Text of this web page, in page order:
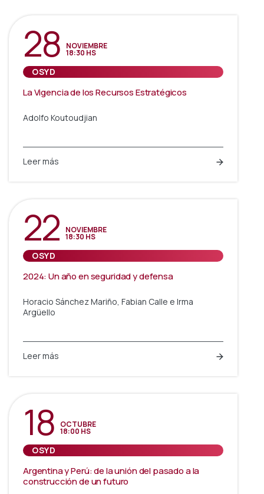
28 NOVIEMBRE
18:30 HS
OSYD
La Vigencia de los Recursos Estratégicos
Adolfo Koutoudjian
Leer más
22 NOVIEMBRE
18:30 HS
OSYD
2024: Un año en seguridad y defensa
Horacio Sánchez Mariño, Fabian Calle e Irma
Argüello
Leer más
18 OCTUBRE
18:00 HS
OSYD
Argentina y Perú: de la unión del pasado a la
construcción de un futuro